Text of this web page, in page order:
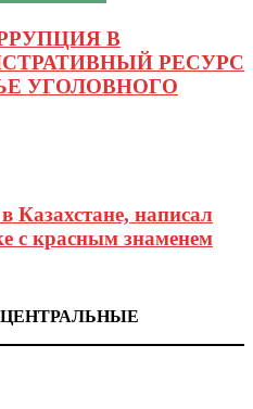
В
РЕСУРС
УГОЛОВНОГО
Казахстане, написал
с красным знаменем